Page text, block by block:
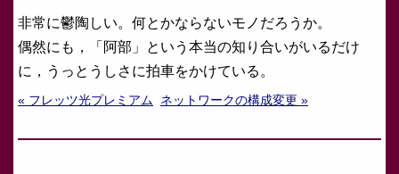
非常に鬱陶しい。何とかならないモノだろうか。
偶然にも，「阿部」という本当の知り合いがいるだけ
に，うっとうしさに拍車をかけている。
« フレッツ光プレミアム ネットワークの構成変更 »